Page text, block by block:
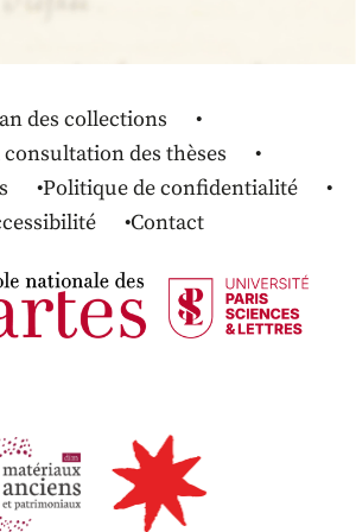
des collections
consultation des thèses
Politique de confidentialité
Contact